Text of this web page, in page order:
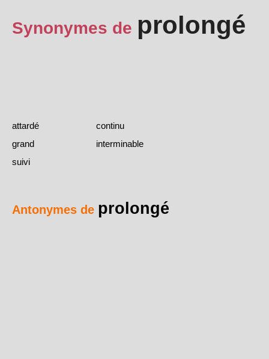
Synonymes de prolongé
attardé
continu
grand
interminable
suivi
Antonymes de prolongé